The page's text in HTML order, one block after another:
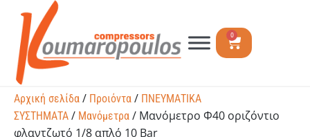
0
Αρχική σελίδα / Προιόντα / ΠΝΕΥΜΑΤΙΚΑ
ΣΥΣΤΗΜΑΤΑ / Μανόμετρα / Μανόμετρο Φ40 οριζόντιο
φλαντζωτό 1/8 απλό 10 Bar